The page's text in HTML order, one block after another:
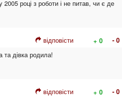
році з роботи і не питав, чи є де
відповісти + 0
- 0
дівка родила!
відповісти + 0
- 0